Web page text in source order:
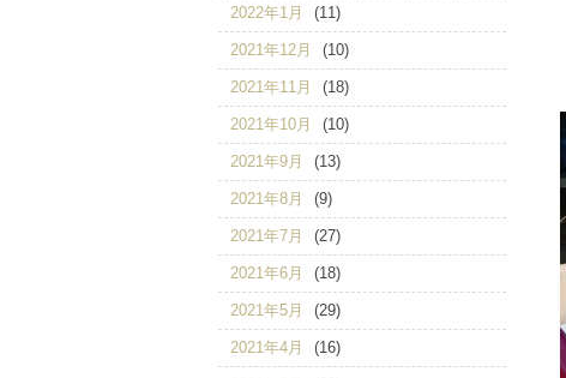
2022年1月 (11)
2021年12月 (10)
2021年11月 (18)
2021年10月 (10)
2021年9月 (13)
2021年8月 (9)
2021年7月 (27)
2021年6月 (18)
2021年5月 (29)
2021年4月 (16)